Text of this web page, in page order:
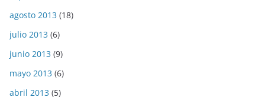
agosto 2013 (18)
julio 2013 (6)
junio 2013 (9)
mayo 2013 (6)
abril 2013 (5)